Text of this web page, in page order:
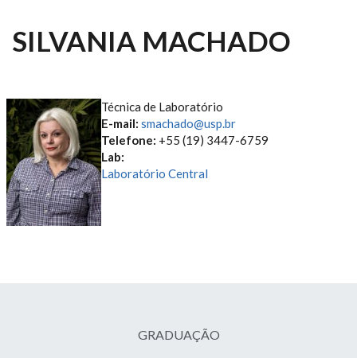
SILVANIA MACHADO
Técnica de Laboratório
E-mail: smachado@usp.br
Telefone: +55 (19) 3447-6759
Lab:
Laboratório Central
GRADUAÇÃO